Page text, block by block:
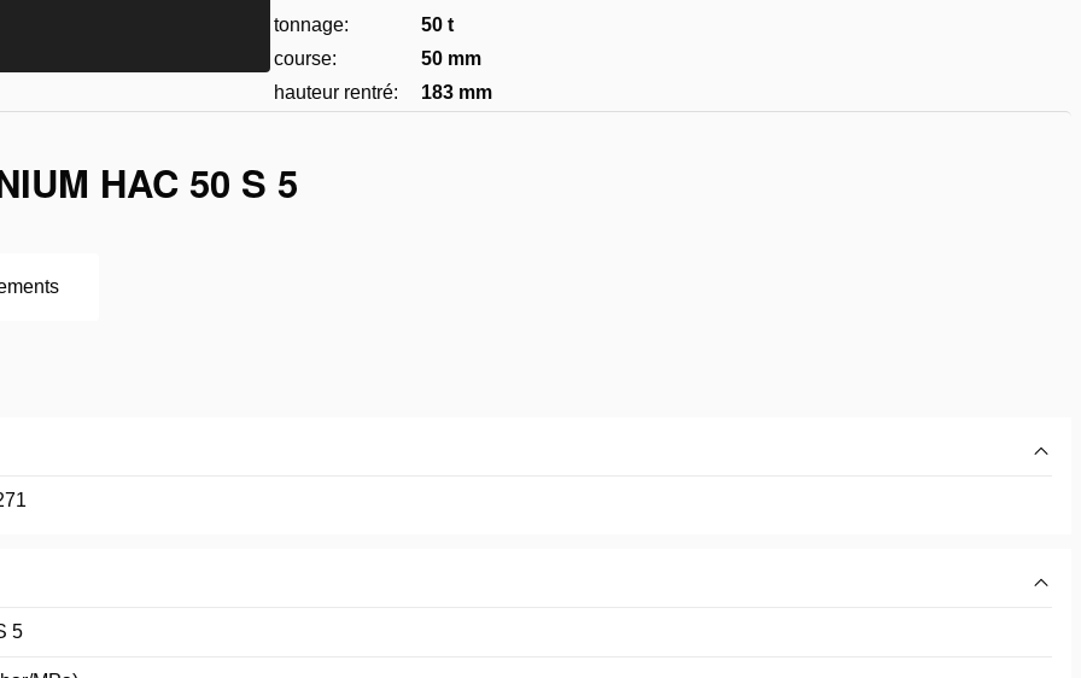
tonnage:
50 t
course:
50 mm
hauteur rentré:
183 mm
HAC 50 S 5
5